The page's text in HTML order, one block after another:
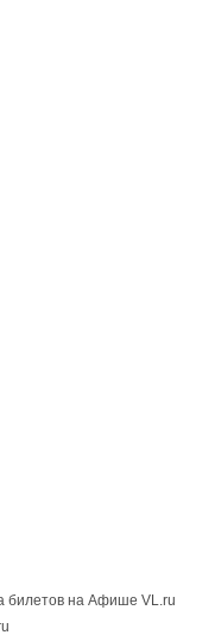
билетов на Афише VL.ru